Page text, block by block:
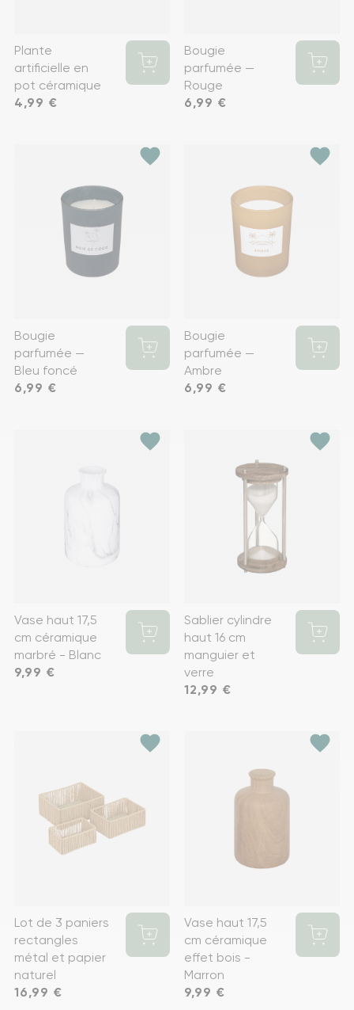
Plante
artificielle en
pot céramique
Prix
4,99 €
Bougie
parfumée —
Rouge
Prix
6,99 €
favorite
Bougie
parfumée —
Bleu foncé
Prix
6,99 €
favorite
Bougie
parfumée —
Ambre
Prix
6,99 €
favorite
Vase haut 17,5
cm céramique
marbré - Blanc
Prix
9,99 €
favorite
Sablier cylindre
haut 16 cm
manguier et
verre
Prix
12,99 €
favorite
Lot de 3 paniers
rectangles
métal et papier
naturel
Prix
16,99 €
favorite
Vase haut 17,5
cm céramique
effet bois -
Marron
Prix
9,99 €